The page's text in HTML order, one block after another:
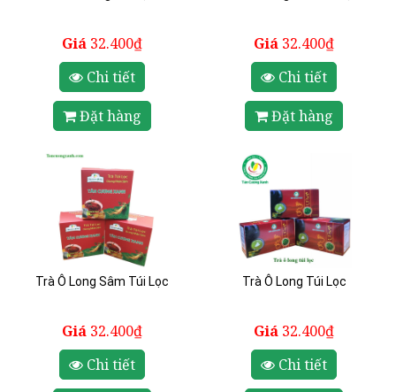
Giá 32.400₫
Chi tiết
Đặt hàng
Giá 32.400₫
Chi tiết
Đặt hàng
Trà Ô Long Sâm Túi Lọc
Giá 32.400₫
Chi tiết
Trà Ô Long Túi Lọc
Giá 32.400₫
Chi tiết